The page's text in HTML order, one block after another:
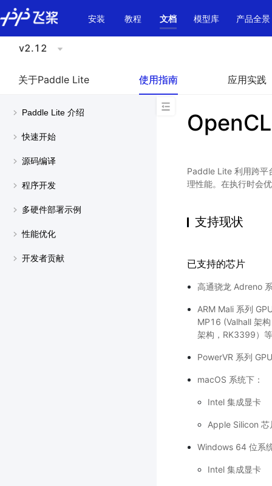
\u200E
安装
教程 文档 模型库 产品全景
v2.12
关于Paddle Lite 使用指南 应用实践
Paddle Lite 介绍
快速开始
源码编译
程序开发
多硬件部署示例
性能优化
开发者贡献
OpenCL
Paddle Lite 利用跨平
理性能。在执行时会
支持现状
已支持的芯片
高通骁龙 Adreno
ARM Mali 系列
MP16 (Valhall 架
架构，RK3399）等
PowerVR 系列
macOS 系统下：
Intel 集成显卡
Apple Silicon
Windows 64 位系
Intel 集成显卡